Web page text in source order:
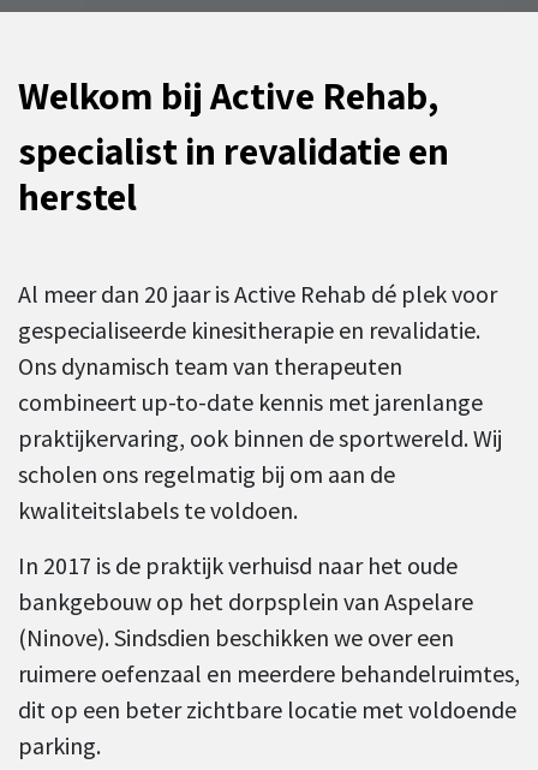
Welkom bij Active Rehab,
specialist in revalidatie en
herstel
Al meer dan 20 jaar is Active Rehab dé plek voor
gespecialiseerde kinesitherapie en revalidatie.
Ons dynamisch team van therapeuten
combineert up-to-date kennis met jarenlange
praktijkervaring, ook binnen de sportwereld. Wij
scholen ons regelmatig bij om aan de
kwaliteitslabels te voldoen.
In 2017 is de praktijk verhuisd naar het oude
bankgebouw op het dorpsplein van Aspelare
(Ninove). Sindsdien beschikken we over een
ruimere oefenzaal en meerdere behandelruimtes,
dit op een beter zichtbare locatie met voldoende
parking.